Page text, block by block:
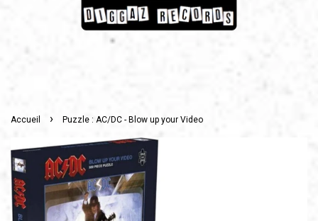
Accueil › Puzzle : AC/DC - Blow up your Video